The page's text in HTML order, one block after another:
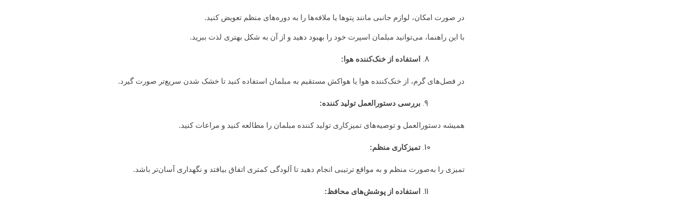
در صورت امکان، لوازم جانبی مانند پتوها یا ملافه‌ها را به دوره‌های منظم تعویض کنید.
با این راهنما، می‌توانید مبلمان اسپرت خود را بهبود دهید و از آن به شکل بهتری لذت ببرید.
استفاده از خنک‌کننده هوا:
در فصل‌های گرم، از خنک‌کننده هوا یا هواکش مستقیم به مبلمان استفاده کنید تا خشک شدن سریع‌تر صورت گیرد.
بررسی دستورالعمل تولید کننده:
همیشه دستورالعمل و توصیه‌های تمیزکاری تولید کننده مبلمان را مطالعه کنید و مراعات کنید.
تمیزکاری منظم:
تمیزی را به‌صورت منظم و به مواقع ترتیبی انجام دهید تا آلودگی کمتری اتفاق بیافتد و نگهداری آسان‌تر باشد.
استفاده از پوشش‌های محافظ: